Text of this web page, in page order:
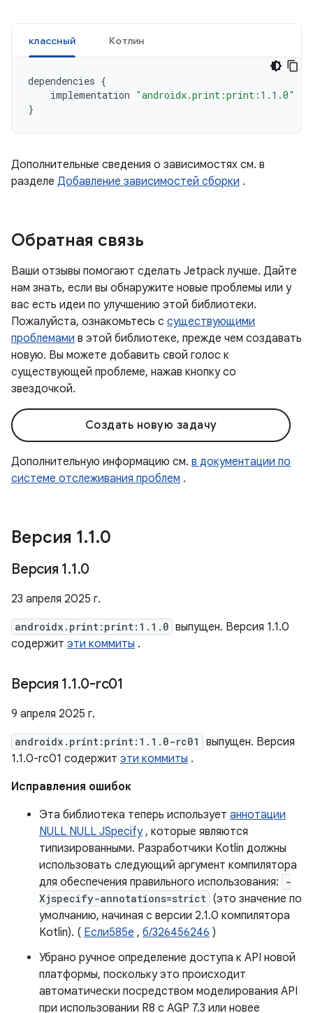
классный Котлин
dependencies {
implementation "androidx.print:print:1.1.0"
}
Дополнительные сведения о зависимостях см. в
разделе Добавление зависимостей сборки .
Обратная связь
Ваши отзывы помогают сделать Jetpack лучше. Дайте
нам знать, если вы обнаружите новые проблемы или у
вас есть идеи по улучшению этой библиотеки.
Пожалуйста, ознакомьтесь с существующими
проблемами в этой библиотеке, прежде чем создавать
новую. Вы можете добавить свой голос к
существующей проблеме, нажав кнопку со
звездочкой.
Создать новую задачу
Дополнительную информацию см. в документации по
системе отслеживания проблем .
Версия 1.1.0
Версия 1.1.0
23 апреля 2025 г.
androidx.print:print:1.1.0 выпущен. Версия 1.1.0
содержит эти коммиты .
Версия 1.1.0-rc01
9 апреля 2025 г.
androidx.print:print:1.1.0-rc01
выпущен. Версия
1.1.0-rc01 содержит эти коммиты .
Исправления ошибок
Эта библиотека теперь использует аннотации
NULL NULL JSpecify, которые являются
типизированными. Разработчики Kotlin должны
использовать следующий аргумент компилятора
для обеспечения правильного использования:
-
Xjspecify-annotations=strict (это значение по
умолчанию, начиная с версии 2.1.0 компилятора
Kotlin). ( Если585е , б/326456246 )
Убрано ручное определение доступа к API новой
платформы, поскольку это происходит
автоматически посредством моделирования API
при использовании R8 с AGP 7.3 или новее